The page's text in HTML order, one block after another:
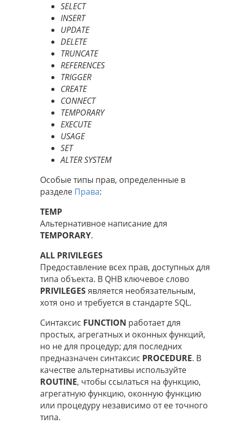
SELECT
INSERT
UPDATE
DELETE
TRUNCATE
REFERENCES
TRIGGER
CREATE
CONNECT
TEMPORARY
EXECUTE
USAGE
SET
ALTER SYSTEM
Особые типы прав, определенные в
разделе Права:
TEMP
Альтернативное написание для
TEMPORARY.
ALL PRIVILEGES
Предоставление всех прав, доступных для
типа объекта. В QHB ключевое слово
PRIVILEGESявляется необязательным,
хотя оно и требуется в стандарте SQL.
Синтаксис FUNCTION работает для
простых, агрегатных и оконных функций,
но не для процедур; для последних
предназначен синтаксис PROCEDURE. В
качестве альтернативы используйте
ROUTINE, чтобы ссылаться на функцию,
агрегатную функцию, оконную функцию
или процедуру независимо от ее точного
типа.